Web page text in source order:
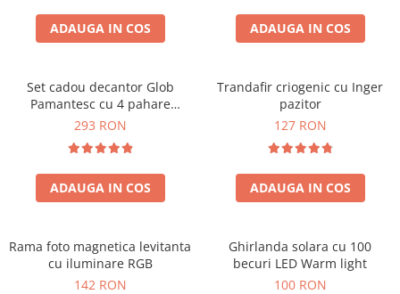
Cadouri Fete
Pentru Copilul din tine
Cadouri de Casa Noua
Cadouri Majorat
Cadouri pentru Nasi
Cadouri pentru Bunici
Cadouri pentru Prieteni
Cel ce are tot
Cadouri Nunta si Cununie civila
Cani si Termosuri
Jocuri si Puzzle
Seturi de caligrafie
Cadouri Sfantul Alexandru
Cadouri Constantin si Elena
Cadouri Sfanta Maria
Cadouri Sfintii Mihail si Gavriil
ADAUGA IN COS ADAUGA IN COS
Set cadou decantor Glob
Pamantesc cu 4 pahare
Deluxe
293 RON
ADAUGA IN COS
Trandafir criogenic cu Inger
pazitor
127 RON
ADAUGA IN COS
Rama foto magnetica levitanta
cu iluminare RGB
142 RON
Ghirlanda solara cu 100
becuri LED Warm light
100 RON